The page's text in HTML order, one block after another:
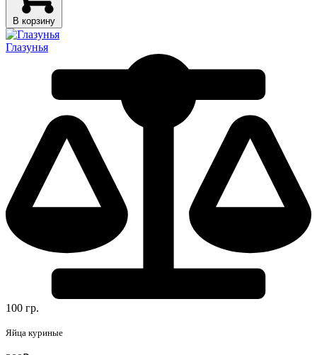
В корзину
Глазунья
100 гр.
Яйца куриные